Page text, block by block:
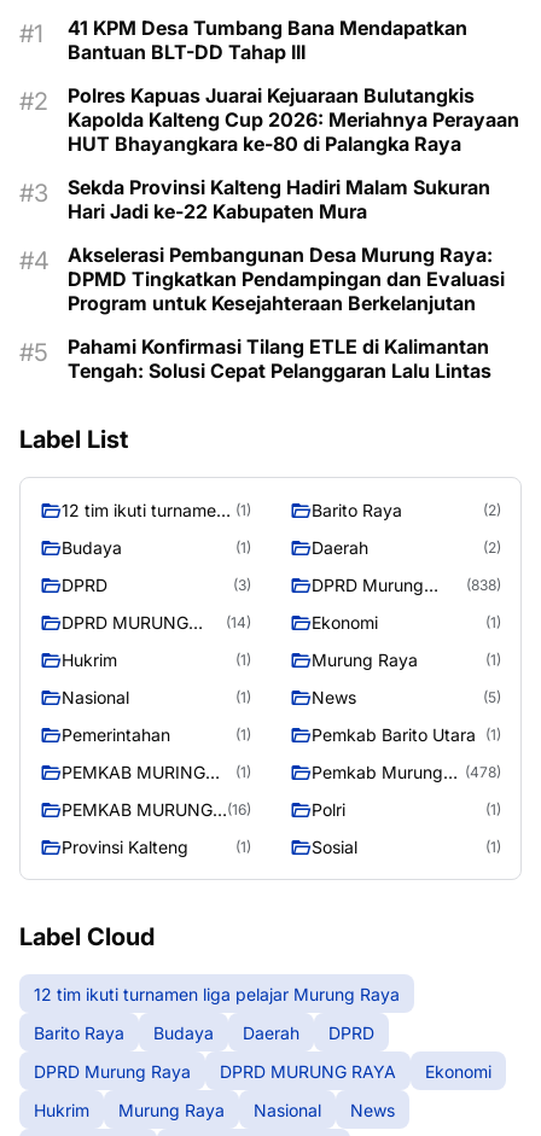
41 KPM Desa Tumbang Bana Mendapatkan
Bantuan BLT-DD Tahap III
Polres Kapuas Juarai Kejuaraan Bulutangkis
Kapolda Kalteng Cup 2026: Meriahnya Perayaan
HUT Bhayangkara ke-80 di Palangka Raya
Sekda Provinsi Kalteng Hadiri Malam Sukuran
Hari Jadi ke-22 Kabupaten Mura
Akselerasi Pembangunan Desa Murung Raya:
DPMD Tingkatkan Pendampingan dan Evaluasi
Program untuk Kesejahteraan Berkelanjutan
Pahami Konfirmasi Tilang ETLE di Kalimantan
Tengah: Solusi Cepat Pelanggaran Lalu Lintas
Label List
12 tim ikuti turnamen
Raya
(1) Barito Raya (2)
Budaya (1) Daerah (2)
DPRD (3)
DPRD Murung
(838)
DPRD MURUNG
(14) Ekonomi (1)
Hukrim (1) Murung Raya (1)
Nasional (1) News (5)
Pemerintahan (1) Pemkab Barito Utara (1)
PEMKAB MURING
(1)
Pemkab Murung
(478)
PEMKAB MURUNG
(16) Polri (1)
Provinsi Kalteng (1) Sosial (1)
Label Cloud
12 tim ikuti turnamen liga pelajar Murung Raya
Barito Raya
Budaya Daerah
DPRD
DPRD Murung Raya
DPRD MURUNG RAYA
Ekonomi
Hukrim
Murung Raya Nasional
News